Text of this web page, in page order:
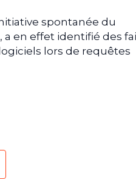
spontanée du
en effet identifié des
lors de requêtes